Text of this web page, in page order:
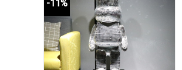
-11%